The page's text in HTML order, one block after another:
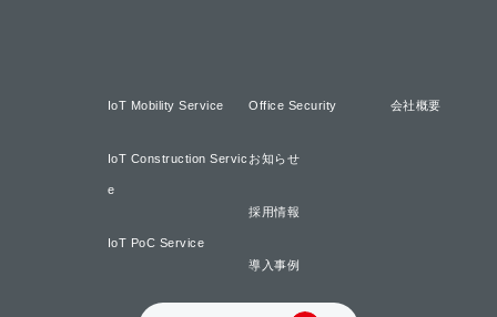
IoT Mobility Service
IoT Construction Servic
e
IoT PoC Service
Office Security
お知らせ
採用情報
導入事例
会社概要